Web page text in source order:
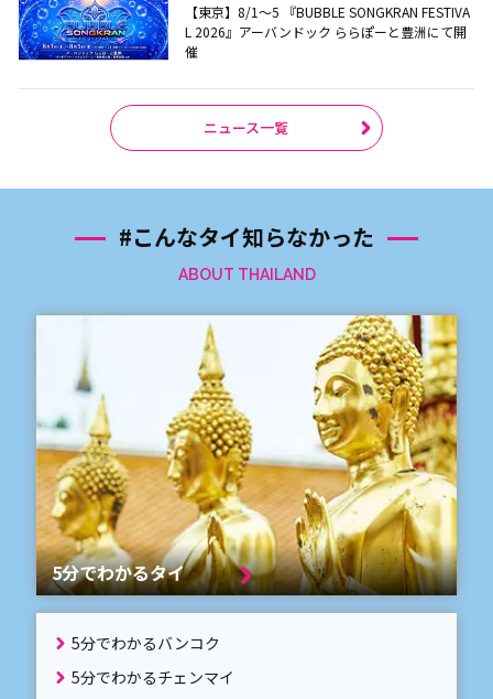
【東京】8/1～5 『BUBBLE SONGKRAN FESTIVA
L 2026』アーバンドック ららぽーと豊洲にて開
催
ニュース一覧
#こんなタイ知らなかった
ABOUT THAILAND
5分でわかるタイ
5分でわかるバンコク
5分でわかるチェンマイ